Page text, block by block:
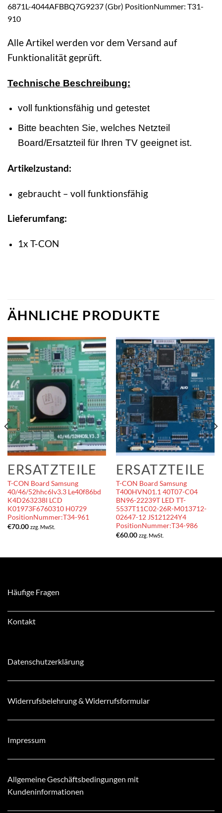
6871L-4044AFBBQ7G9237 (Gbr) PositionNummer: T31-
910
Alle Artikel werden vor dem Versand auf
Funktionalität geprüft.
Technische Beschreibung:
voll funktionsfähig und getestet
Bitte beachten Sie, welches Netzteil
Board/Ersatzteil für Ihren TV geeignet ist.
Artikelzustand:
gebraucht – voll funktionsfähig
Lieferumfang:
1x T-CON
ÄHNLICHE PRODUKTE
ERSATZTEILE
T-CON Board Samsung
40/46/52hhc6lv3.3 Le40f86bd
K4D263238I LCD
K01973F6760310 H0729
PositionNummer:T34-961
€70.00 zzg. MwSt.
ERSATZTEILE
T-CON Board Samsung
T400HVN01.1 40T07-C04
BN96-22239T LED TT-
5537T11C02-26R-M013712-
02647-12 JS121224Y4
PositionNummer:T34-986
€60.00 zzg. MwSt.
Häufige Fragen
Kontakt
Datenschutzerklärung
Widerrufsbelehrung & Widerrufsformular
Impressum
Allgemeine Geschäftsbedingungen mit
Kundeninformationen